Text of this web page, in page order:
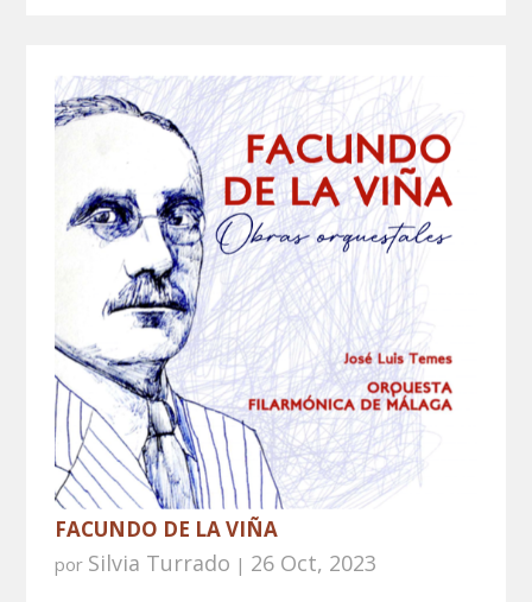
FACUNDO DE LA VIÑA
por Silvia Turrado | 26 Oct, 2023